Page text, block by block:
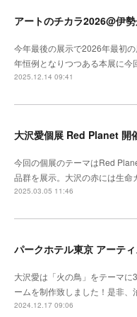
アートのチカラ2026@伊
今年最後の展示で2026年最初
年恒例となりつつある本展に
2025.12.14 09:41
大沢愛個展 Red Planet 開
今回の個展のテーマはRed
品群を展示。大沢の赤には生
2025.03.05 11:46
大沢愛は「火の鳥」をテーマに
ームを制作致しました！是非
2024.12.17 09:06